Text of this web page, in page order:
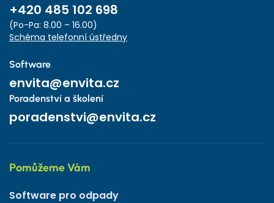
+420 485 102 698
(Po-Pa: 8.00 – 16.00)
Schéma telefonní ústředny
Software
envita@envita.cz
Poradenství a školení
poradenstvi@envita.cz
Pomůžeme Vám
Software pro odpady